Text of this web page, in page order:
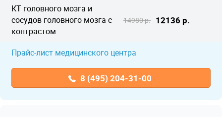
КТ головного мозга и
сосудов головного мозга с
контрастом
14980 р. 12136 р.
Прайс-лист медицинского центра
8 (495) 204-31-00